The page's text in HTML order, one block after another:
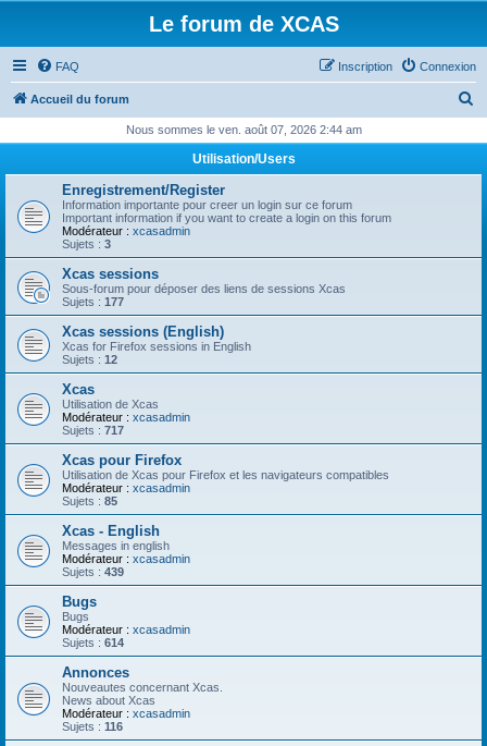
Le forum de XCAS
FAQ Connexion
Inscription
Accueil du forum
h
c
Nous sommes le ven. août 07, 2026 2:44 am
Utilisation/Users
Enregistrement/Register
Information importante pour creer un login sur ce forum
Important information if you want to create a login on this forum
Modérateur : xcasadmin
Sujets : 3
Xcas sessions
Sous-forum pour déposer des liens de sessions Xcas
Sujets : 177
Xcas sessions (English)
Xcas for Firefox sessions in English
Sujets : 12
Xcas
Utilisation de Xcas
Modérateur : xcasadmin
Sujets : 717
Xcas pour Firefox
Utilisation de Xcas pour Firefox et les navigateurs compatibles
Modérateur : xcasadmin
Sujets : 85
Xcas - English
Messages in english
Modérateur : xcasadmin
Sujets : 439
Bugs
Bugs
Modérateur : xcasadmin
Sujets : 614
Annonces
Nouveautes concernant Xcas.
News about Xcas
Modérateur : xcasadmin
Sujets : 116